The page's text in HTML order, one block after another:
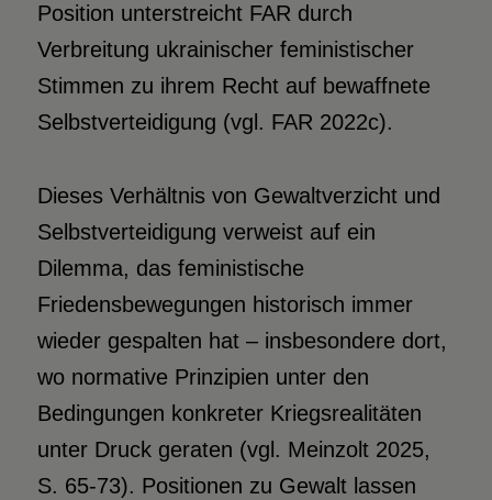
Position unterstreicht FAR durch
Verbreitung ukrainischer feministischer
Stimmen zu ihrem Recht auf bewaffnete
Selbstverteidigung (vgl. FAR 2022c).
Dieses Verhältnis von Gewaltverzicht und
Selbstverteidigung verweist auf ein
Dilemma, das feministische
Friedensbewegungen historisch immer
wieder gespalten hat – insbesondere dort,
wo normative Prinzipien unter den
Bedingungen konkreter Kriegsrealitäten
unter Druck geraten (vgl. Meinzolt 2025,
S. 65-73). Positionen zu Gewalt lassen